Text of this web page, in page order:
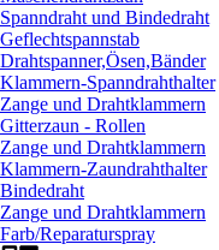
Spanndraht und Bindedraht
Geflechtspannstab
Drahtspanner,Ösen,Bänder
Klammern-Spanndrahthalter
Zange und Drahtklammern
Gitterzaun - Rollen
Zange und Drahtklammern
Klammern-Zaundrahthalter
Bindedraht
Zange und Drahtklammern
Farb/Reparaturspray